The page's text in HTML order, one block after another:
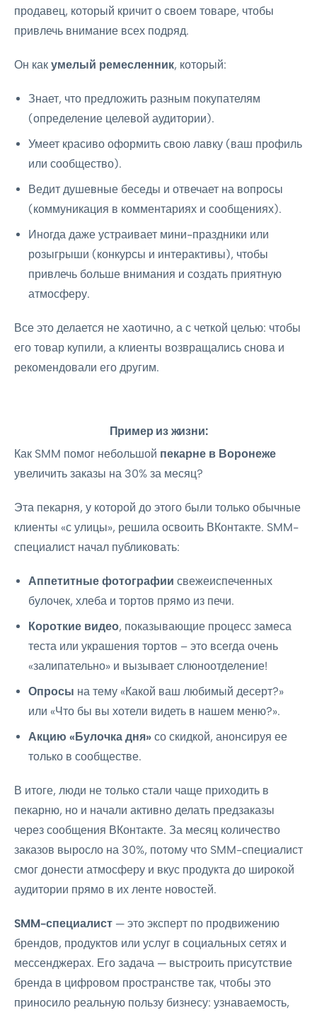
продавец, который кричит о своем товаре, чтобы
привлечь внимание всех подряд.
Он как умелый ремесленник, который:
Знает, что предложить разным покупателям
(определение целевой аудитории).
Умеет красиво оформить свою лавку (ваш профиль
или сообщество).
Ведит душевные беседы и отвечает на вопросы
(коммуникация в комментариях и сообщениях).
Иногда даже устраивает мини-праздники или
розыгрыши (конкурсы и интерактивы), чтобы
привлечь больше внимания и создать приятную
атмосферу.
Все это делается не хаотично, а с четкой целью: чтобы
его товар купили, а клиенты возвращались снова и
рекомендовали его другим.
Пример из жизни:
Как SMM помог небольшой пекарне в Воронеже
увеличить заказы на 30% за месяц?
Эта пекарня, у которой до этого были только обычные
клиенты «с улицы», решила освоить ВКонтакте. SMM-
специалист начал публиковать:
Аппетитные фотографии свежеиспеченных
булочек, хлеба и тортов прямо из печи.
Короткие видео, показывающие процесс замеса
теста или украшения тортов – это всегда очень
«залипательно» и вызывает слюноотделение!
Опросы на тему «Какой ваш любимый десерт?»
или «Что бы вы хотели видеть в нашем меню?».
Акцию «Булочка дня» со скидкой, анонсируя ее
только в сообществе.
В итоге, люди не только стали чаще приходить в
пекарню, но и начали активно делать предзаказы
через сообщения ВКонтакте. За месяц количество
заказов выросло на 30%, потому что SMM-специалист
смог донести атмосферу и вкус продукта до широкой
аудитории прямо в их ленте новостей.
SMM-специалист — это эксперт по продвижению
брендов, продуктов или услуг в социальных сетях и
мессенджерах. Его задача — выстроить присутствие
бренда в цифровом пространстве так, чтобы это
приносило реальную пользу бизнесу: узнаваемость,